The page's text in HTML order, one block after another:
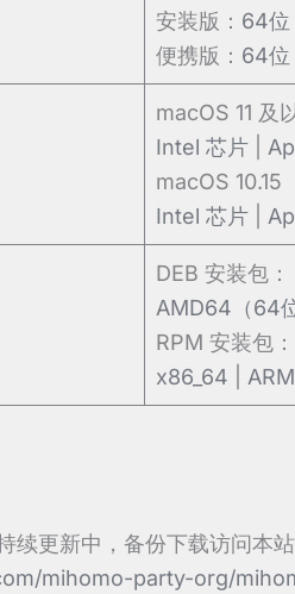
安装版： 64位
便携版： 64位
macOS 11 及
Intel 芯片
macOS 10.15
Intel 芯片
DEB 安装包：
AMD64（64位
RPM 安装包：
x86_64
续更新中，备份下载访问本站
mihomo-party-org/